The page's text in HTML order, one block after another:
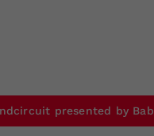
presented by